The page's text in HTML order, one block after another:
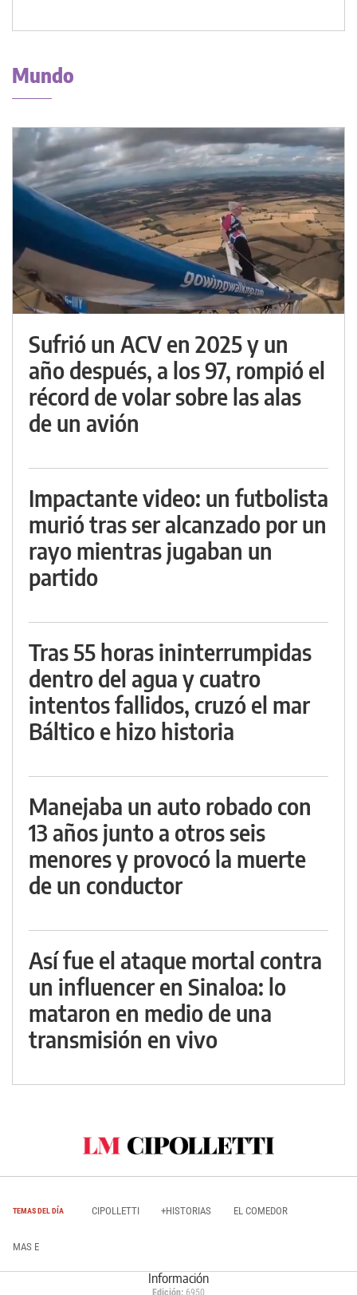
Mundo
Sufrió un ACV en 2025 y un
año después, a los 97, rompió el
récord de volar sobre las alas
de un avión
Impactante video: un futbolista
murió tras ser alcanzado por un
rayo mientras jugaban un
partido
Tras 55 horas ininterrumpidas
dentro del agua y cuatro
intentos fallidos, cruzó el mar
Báltico e hizo historia
Manejaba un auto robado con
13 años junto a otros seis
menores y provocó la muerte
de un conductor
Así fue el ataque mortal contra
un influencer en Sinaloa: lo
mataron en medio de una
transmisión en vivo
TEMAS DEL DÍA CIPOLLETTI +HISTORIAS EL COMEDOR
MAS E
Información
Edición: 6950